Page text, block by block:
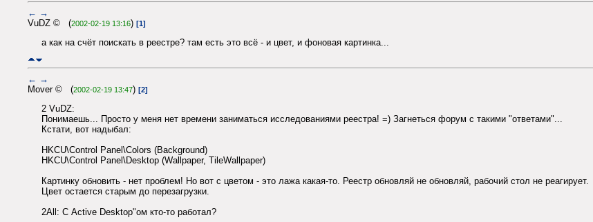
← →
VuDZ © (2002-02-19 13:16) [1]
а как на счёт поискать в реестре? там есть это всё - и цвет, и фоновая картинка...
← →
Mover © (2002-02-19 13:47) [2]
2 VuDZ:
Понимаешь... Просто у меня нет времени заниматься исследованиями реестра! =) Загнеться форум с такими "ответами"...
Кстати, вот надыбал:
HKCU\Control Panel\Colors (Background)
HKCU\Control Panel\Desktop (Wallpaper, TileWallpaper)
Картинку обновить - нет проблем! Но вот с цветом - это лажа какая-то. Реестр обновляй не обновляй, рабочий стол не реагирует.
Цвет остается старым до перезагрузки.
2All: С Active Desktop"ом кто-то работал?